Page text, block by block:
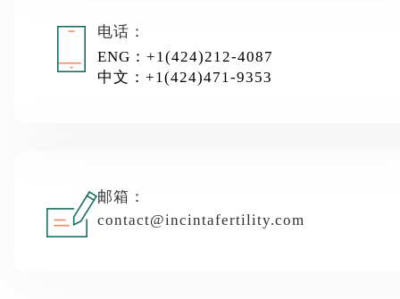
电话：
ENG：+1(424)212-4087
中文：+1(424)471-9353
邮箱：
contact@incintafertility.com